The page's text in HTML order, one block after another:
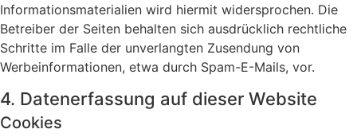
Informationsmaterialien wird hiermit widersprochen. Die
Betreiber der Seiten behalten sich ausdrücklich rechtliche
Schritte im Falle der unverlangten Zusendung von
Werbeinformationen, etwa durch Spam-E-Mails, vor.
4. Datenerfassung auf dieser Website
Cookies